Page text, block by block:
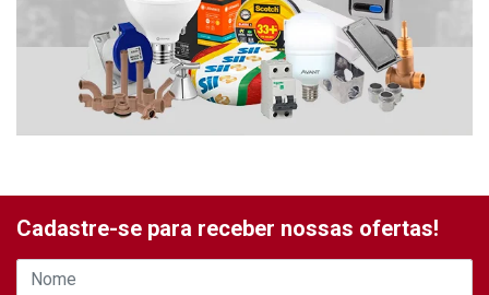
Cadastre-se para receber nossas ofertas!